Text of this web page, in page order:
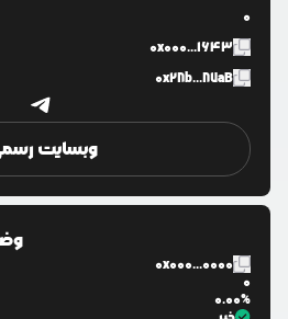
0
0x000...1643
0x28b...87aB
وبسایت
0x000...0000
0
0.00%